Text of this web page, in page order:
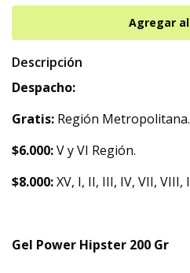
Descripción
Despacho:
Gratis: Región Metropolitana.
$6.000:V y VI Región.
$8.000:XV, I, II, III, IV, VII, VIII,
Gel Power Hipster 200 Gr